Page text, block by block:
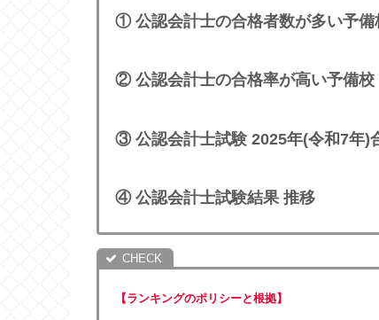
① 公認会計士の合格者数が多い予
② 公認会計士の合格率が高い予備
③ 公認会計士試験 2025年(令和7年)
④ 公認会計士試験結果 推移
【ランキングのポリシーと根拠】